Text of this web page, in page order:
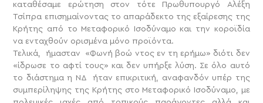
καταθέσαμε ερώτηση στον τότε Πρωθυπουργό Αλέξη
Τσίπρα επισημαίνοντας το απαράδεκτο της εξαίρεσης της
Κρήτης από το Μεταφορικό Ισοδύναμο και την κοροϊδία
να ενταχθούν ορισμένα μόνο προϊόντα.
Τελικά, ήμασταν «Φωνή βοώ ντος εν τη ερήμω» διότι δεν
«ίδρωσε το αφτί τους» και δεν υπήρξε λύση. Σε όλο αυτό
το διάστημα η ΝΔ ήταν επικριτική, αναφανδόν υπέρ της
συμπερίληψης της Κρήτης στο Μεταφορικό Ισοδύναμο, με